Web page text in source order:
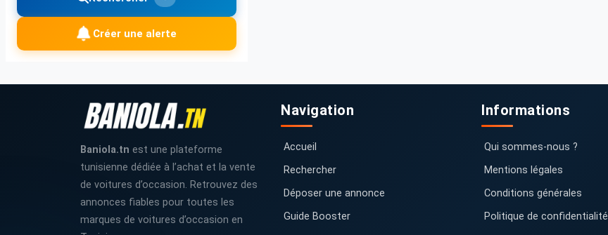
Créer une alerte
Baniola.tn est une plateforme
tunisienne dédiée à l’achat et la vente
de voitures d’occasion. Retrouvez des
annonces fiables pour toutes les
marques de voitures d’occasion en
Navigation
Accueil
Rechercher
Déposer une annonce
Guide Booster
Informations
Qui sommes-nous ?
Mentions légales
Conditions générales
Politique de confidentialité